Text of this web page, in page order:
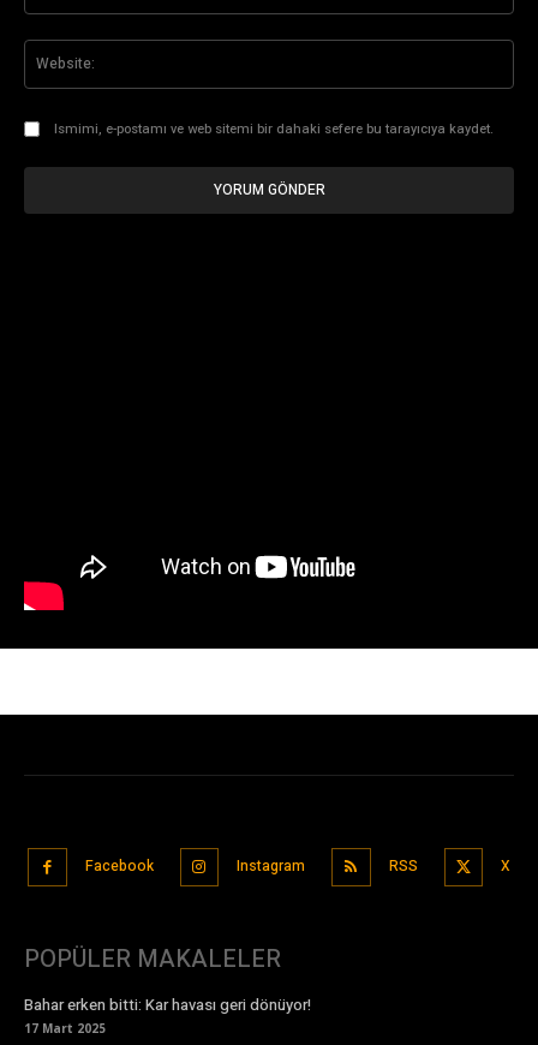
Facebook Instagram RSS X
POPÜLER MAKALELER
Bahar erken bitti: Kar havası geri dönüyor!
17 Mart 2025